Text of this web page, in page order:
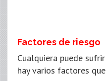
Factores de riesgo
Cualquiera puede
hay varios factores